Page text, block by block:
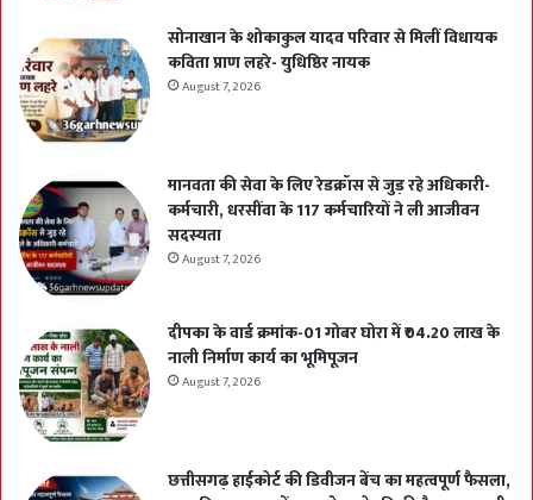
सोनाखान के शोकाकुल यादव परिवार से मिलीं विधायक
कविता प्राण लहरे- युधिष्ठिर नायक
August 7, 2026
मानवता की सेवा के लिए रेडक्रॉस से जुड़ रहे अधिकारी-
कर्मचारी, धरसींवा के 117 कर्मचारियों ने ली आजीवन
सदस्यता
August 7, 2026
दीपका के वार्ड क्रमांक-01 गोबर घोरा में ₹04.20 लाख के
नाली निर्माण कार्य का भूमिपूजन
August 7, 2026
छत्तीसगढ़ हाईकोर्ट की डिवीजन बेंच का महत्वपूर्ण फैसला,